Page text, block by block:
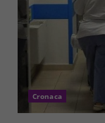
Cronaca